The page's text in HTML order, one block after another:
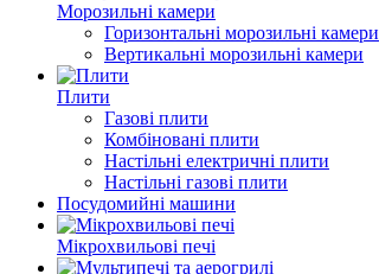
Морозильні камери
Горизонтальні морозильні камери
Вертикальні морозильні камери
Плити
Газові плити
Комбіновані плити
Настільні електричні плити
Настільні газові плити
Посудомийні машини
Мікрохвильові печі